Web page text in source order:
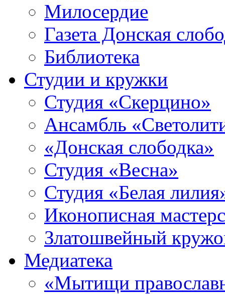
Милосердие
Газета Донская
Библиотека
Студии и кружки
Студия «Скерцино»
Ансамбль
«Донская слободка»
Студия «Весна»
Студия «Белая
Иконописная
Златошвейный
Медиатека
«Мытищи